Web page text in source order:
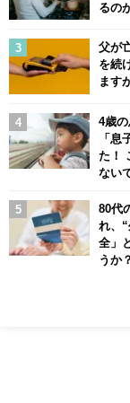
るの
父が
を続
ます
4歳
「息
た！
ない
80代
れ、
全」
うか